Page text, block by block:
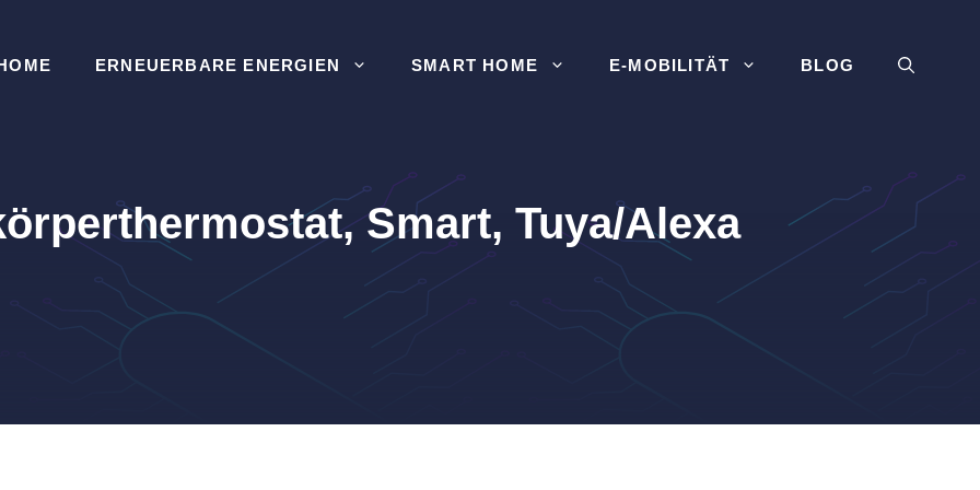
ERNEUERBARE ENERGIEN SMART HOME E-MOBILITÄT BLOG
Smart, Tuya/Alexa